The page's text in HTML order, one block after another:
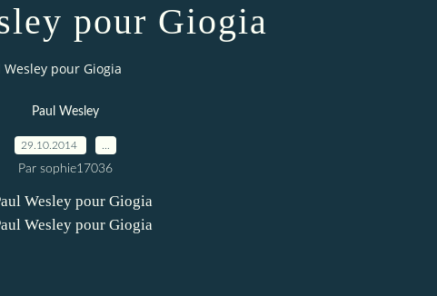
pour Giogia
Wesley pour Giogia
Paul Wesley
29.10.2014
Par sophie17036